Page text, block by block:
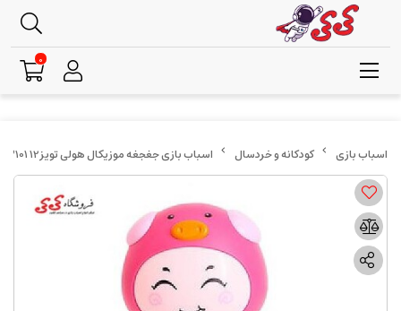
کودکانه و خردسال اسباب بازی جغجغه موزیکال هولی تویز12 3101 صورتی Hulie Toys
0